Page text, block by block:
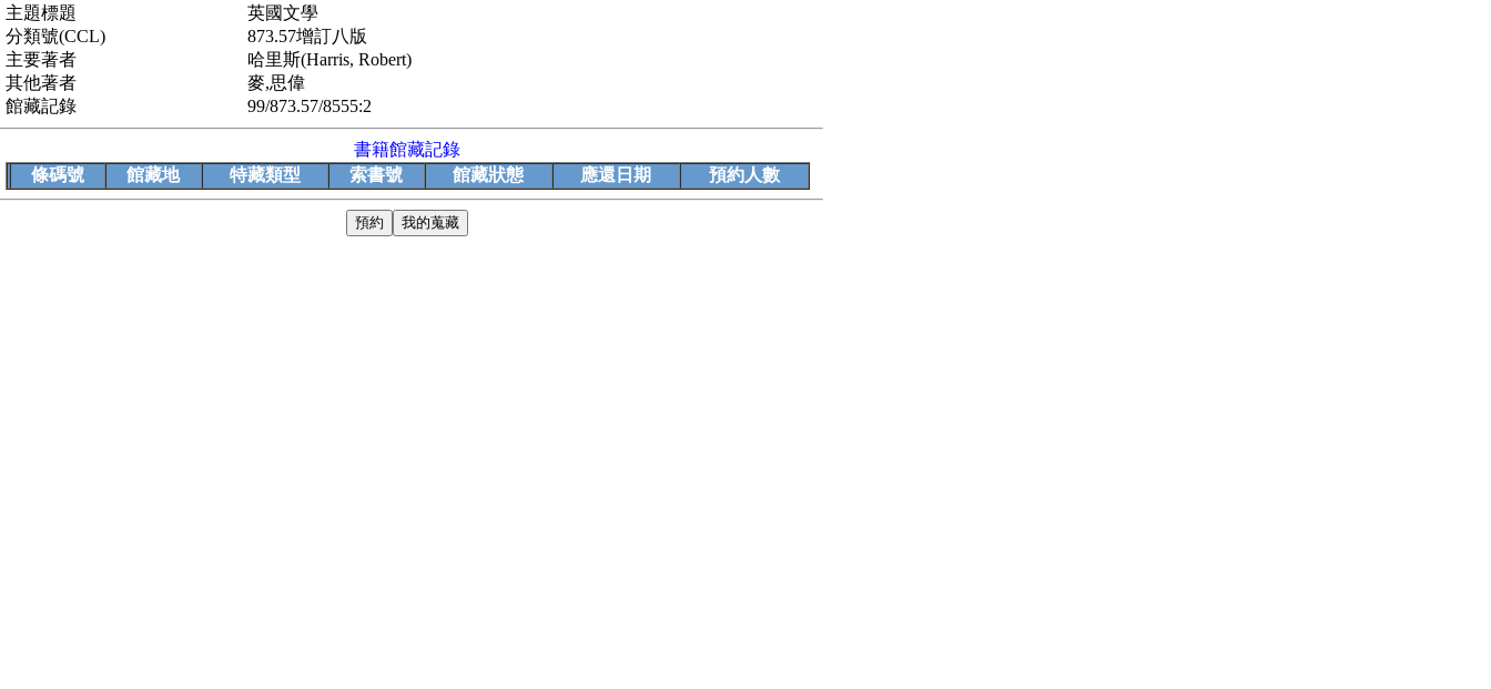
主題標題
英國文學
分類號(CCL)
873.57增訂八版
主要著者
哈里斯(Harris, Robert)
其他著者
麥,思偉
館藏記錄
99/873.57/8555:2
書籍館藏記錄
條碼號
館藏地 特藏類型 索書號 館藏狀態 應還日期 預約人數